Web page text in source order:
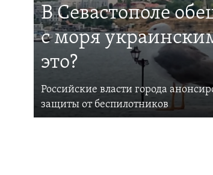
В Севастополе
с моря
это?
Российские власти города
защиты от беспилотников